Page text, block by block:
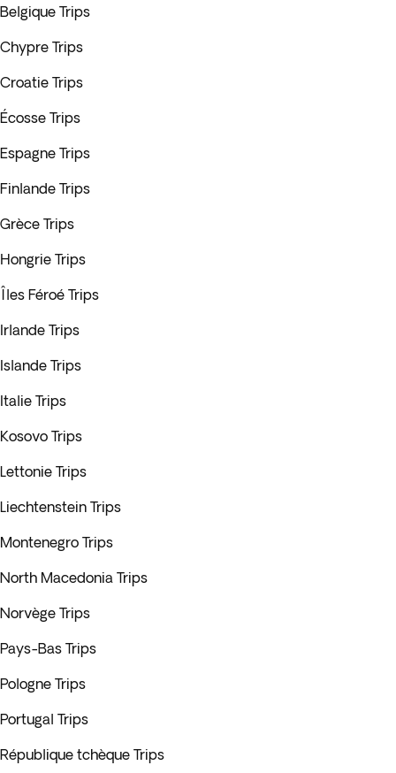
Belgique Trips
Chypre Trips
Croatie Trips
Écosse Trips
Espagne Trips
Finlande Trips
Grèce Trips
Hongrie Trips
Îles Féroé Trips
Irlande Trips
Islande Trips
Italie Trips
Kosovo Trips
Lettonie Trips
Liechtenstein Trips
Montenegro Trips
North Macedonia Trips
Norvège Trips
Pays-Bas Trips
Pologne Trips
Portugal Trips
République tchèque Trips